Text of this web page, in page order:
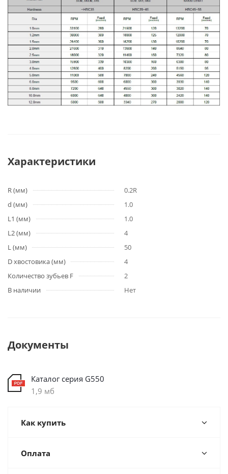
Характеристики
R (мм)
0.2R
d (мм)
1.0
L1 (мм)
1.0
L2 (мм)
4
L (мм)
50
D хвостовика (мм)
4
Количество зубьев F
2
В наличии
Нет
Документы
Каталог серия G550
1,9 мб
Как купить
Оплата